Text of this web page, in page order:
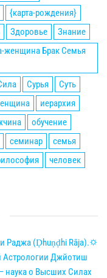
{карта-рождения}
Здоровье
Знание
женщина Брак Семья
Сурья
Суть
иерархия
обучение
семинар
семья
человек
Раджа (Ḍhuṇḍhi Rāja).🌣
Астрологии Джйотиш
наука о Высших Силах